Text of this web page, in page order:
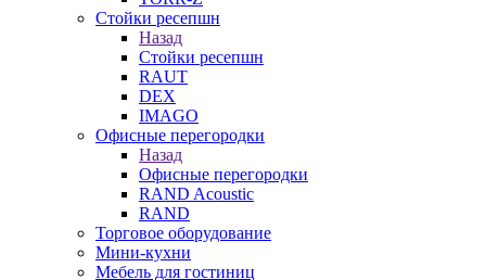
Стойки ресепшн
Назад
Стойки ресепшн
RAUT
DEX
IMAGO
Офисные перегородки
Назад
Офисные перегородки
RAND Acoustic
RAND
Торговое оборудование
Мини-кухни
Мебель для гостиниц